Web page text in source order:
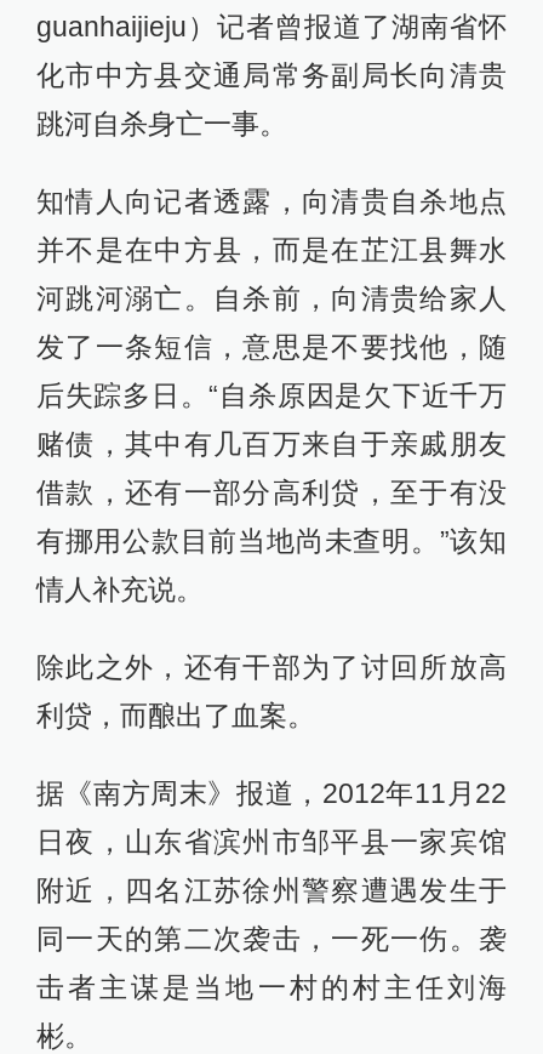
guanhaijieju）记者曾报道了湖南省怀
化市中方县交通局常务副局长向清贵
跳河自杀身亡一事。
知情人向记者透露，向清贵自杀地点
并不是在中方县，而是在芷江县舞水
河跳河溺亡。自杀前，向清贵给家人
发了一条短信，意思是不要找他，随
后失踪多日。“自杀原因是欠下近千万
赌债，其中有几百万来自于亲戚朋友
借款，还有一部分高利贷，至于有没
有挪用公款目前当地尚未查明。”该知
情人补充说。
除此之外，还有干部为了讨回所放高
利贷，而酿出了血案。
据《南方周末》报道，2012年11月22
日夜，山东省滨州市邹平县一家宾馆
附近，四名江苏徐州警察遭遇发生于
同一天的第二次袭击，一死一伤。袭
击者主谋是当地一村的村主任刘海
彬。